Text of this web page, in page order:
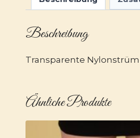
Beschreibung
Transparente
Ähnliche Produkte